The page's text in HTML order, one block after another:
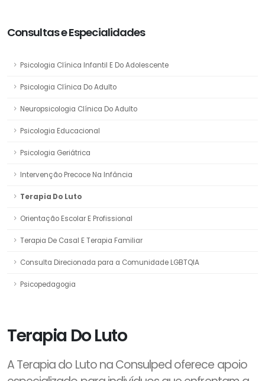
Consultas e Especialidades
Psicologia Clínica Infantil E Do Adolescente
Psicologia Clínica Do Adulto
Neuropsicologia Clínica Do Adulto
Psicologia Educacional
Psicologia Geriátrica
Intervenção Precoce Na Infância
Terapia Do Luto
Orientação Escolar E Profissional
Terapia De Casal E Terapia Familiar
Consulta Direcionada para a Comunidade LGBTQIA
Psicopedagogia
Terapia Do Luto
A Terapia do Luto na Consulped oferece apoio